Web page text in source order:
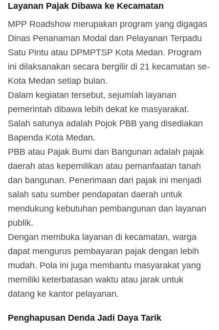
Layanan Pajak Dibawa ke Kecamatan
MPP Roadshow merupakan program yang digagas
Dinas Penanaman Modal dan Pelayanan Terpadu
Satu Pintu atau DPMPTSP Kota Medan. Program
ini dilaksanakan secara bergilir di 21 kecamatan se-
Kota Medan setiap bulan.
Dalam kegiatan tersebut, sejumlah layanan
pemerintah dibawa lebih dekat ke masyarakat.
Salah satunya adalah Pojok PBB yang disediakan
Bapenda Kota Medan.
PBB atau Pajak Bumi dan Bangunan adalah pajak
daerah atas kepemilikan atau pemanfaatan tanah
dan bangunan. Penerimaan dari pajak ini menjadi
salah satu sumber pendapatan daerah untuk
mendukung kebutuhan pembangunan dan layanan
publik.
Dengan membuka layanan di kecamatan, warga
dapat mengurus pembayaran pajak dengan lebih
mudah. Pola ini juga membantu masyarakat yang
memiliki keterbatasan waktu atau jarak untuk
datang ke kantor pelayanan.
Penghapusan Denda Jadi Daya Tarik